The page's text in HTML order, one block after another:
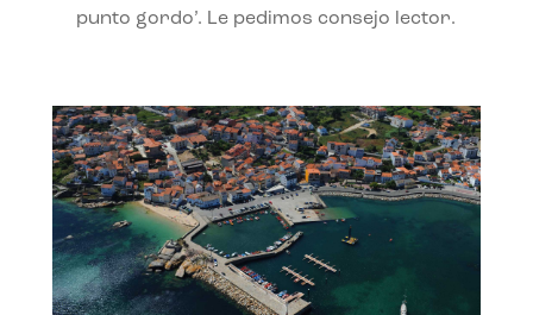
punto gordo’. Le pedimos consejo lector.